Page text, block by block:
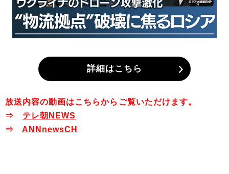
詳細はこちら
放送内容の動画はこちらからご覧いただけます。
⇒ テレ朝NEWS
⇒ANNnewsCH